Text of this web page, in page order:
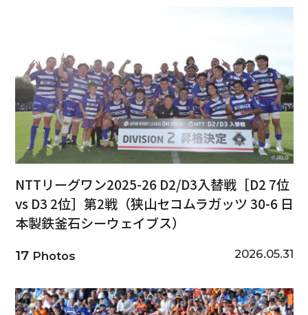
NTTリーグワン2025-26 D2/D3入替戦［D2 7位
vs D3 2位］第2戦（狭山セコムラガッツ 30-6 日
本製鉄釜石シーウェイブス）
17Photos 2026.05.31